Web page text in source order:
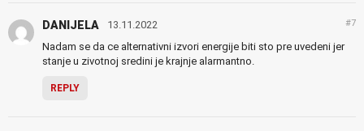
DANIJELA 13.11.2022 #7
Nadam se da ce alternativni izvori energije biti sto pre uvedeni jer
stanje u zivotnoj sredini je krajnje alarmantno.
REPLY